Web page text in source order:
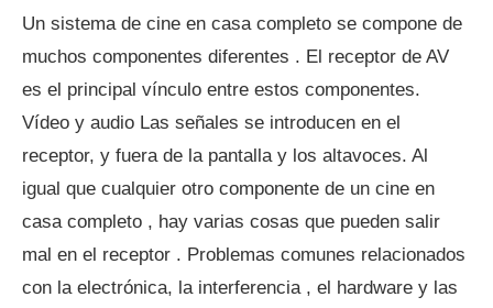
Un sistema de cine en casa completo se compone de
muchos componentes diferentes . El receptor de AV
es el principal vínculo entre estos componentes.
Vídeo y audio Las señales se introducen en el
receptor, y fuera de la pantalla y los altavoces. Al
igual que cualquier otro componente de un cine en
casa completo , hay varias cosas que pueden salir
mal en el receptor . Problemas comunes relacionados
con la electrónica, la interferencia , el hardware y las